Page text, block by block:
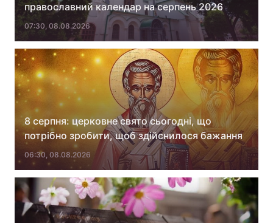
Техно і зв'язок Лайт
Зброя Інциденти
Здоров'я Туризм
Цікавинки Погода
Екологія Регіони
Лонгріди
Відео з Youtube Статті
Інтерв'ю Думки
православний календар на серпень 2026
07:30, 08.08.2026
8 серпня: церковне свято сьогодні, що
потрібно зробити, щоб здійснилося бажання
06:30, 08.08.2026